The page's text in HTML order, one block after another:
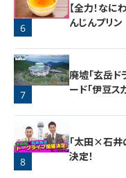
6
【全力！なに
んじんプリン
7
廃墟「玄岳ド
ード「伊豆
8
「太田×石井
決定！